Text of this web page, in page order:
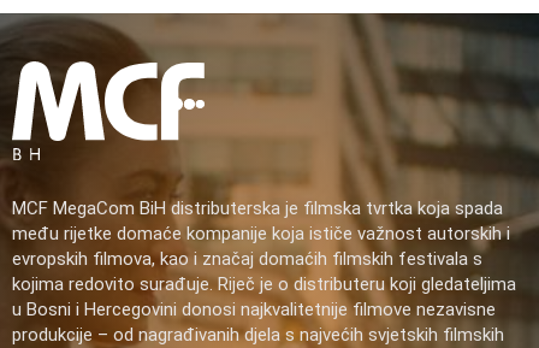
MCF MegaCom BiH distributerska je filmska tvrtka koja spada
među rijetke domaće kompanije koja ističe važnost autorskih i
evropskih filmova, kao i značaj domaćih filmskih festivala s
kojima redovito surađuje. Riječ je o distributeru koji gledateljima
u Bosni i Hercegovini donosi najkvalitetnije filmove nezavisne
produkcije – od nagrađivanih djela s najvećih svjetskih filmskih